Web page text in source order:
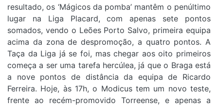
resultado, os ‘Mágicos da pomba’ mantêm o penúltimo
lugar na Liga Placard, com apenas sete pontos
somados, vendo o Leões Porto Salvo, primeira equipa
acima da zona de despromoção, a quatro pontos. A
Taça da Liga já se foi, mas chegar aos oito primeiros
começa a ser uma tarefa hercúlea, já que o Braga está
a nove pontos de distância da equipa de Ricardo
Ferreira. Hoje, às 17h, o Modicus tem um novo teste,
frente ao recém-promovido Torreense, e apenas a